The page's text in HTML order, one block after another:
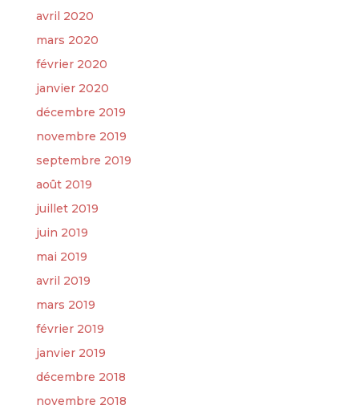
avril 2020
mars 2020
février 2020
janvier 2020
décembre 2019
novembre 2019
septembre 2019
août 2019
juillet 2019
juin 2019
mai 2019
avril 2019
mars 2019
février 2019
janvier 2019
décembre 2018
novembre 2018